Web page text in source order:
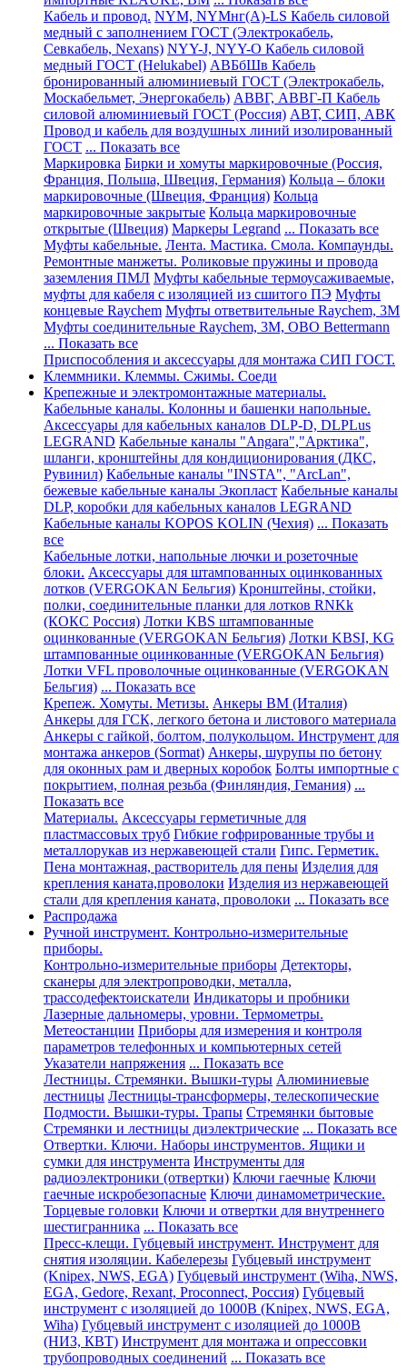
Кабель и провод. NYM, NYMнг(А)-LS Кабель силовой
медный с заполнением ГОСТ (Электрокабель,
Севкабель, Nexans) NYY-J, NYY-O Кабель силовой
медный ГОСТ (Helukabel) АВБбШв Кабель
бронированный алюминиевый ГОСТ (Электрокабель,
Москабельмет, Энергокабель) АВВГ, АВВГ-П Кабель
силовой алюминиевый ГОСТ (Россия) АВТ, СИП, АВК
Провод и кабель для воздушных линий изолированный
ГОСТ ... Показать все
Маркировка Бирки и хомуты маркировочные (Россия,
Франция, Польша, Швеция, Германия) Кольца – блоки
маркировочные (Швеция, Франция) Кольца
маркировочные закрытые Кольца маркировочные
открытые (Швеция) Маркеры Legrand ... Показать все
Муфты кабельные. Лента. Мастика. Смола. Компаунды.
Ремонтные манжеты. Роликовые пружины и провода
заземления ПМЛ Муфты кабельные термоусаживаемые,
муфты для кабеля с изоляцией из сшитого ПЭ Муфты
концевые Raychem Муфты ответвительные Raychem, 3M
Муфты соединительные Raychem, 3M, OBO Bettermann
... Показать все
Приспособления и аксессуары для монтажа СИП ГОСТ.
Клеммники. Клеммы. Сжимы. Соеди
Крепежные и электромонтажные материалы.
Кабельные каналы. Колонны и башенки напольные.
Аксессуары для кабельных каналов DLP-D, DLPLus
LEGRAND Кабельные каналы "Angara","Арктика",
шланги, кронштейны для кондиционирования (ДКС,
Рувинил) Кабельные каналы "INSTA", "ArcLan",
бежевые кабельные каналы Экопласт Кабельные каналы
DLP, коробки для кабельных каналов LEGRAND
Кабельные каналы KOPOS KOLIN (Чехия) ... Показать
все
Кабельные лотки, напольные лючки и розеточные
блоки. Аксессуары для штампованных оцинкованных
лотков (VERGOKAN Бельгия) Кронштейны, стойки,
полки, соединительные планки для лотков RNKk
(КОКС Россия) Лотки KBS штампованные
оцинкованные (VERGOKAN Бельгия) Лотки KBSI, KG
штампованные оцинкованные (VERGOKAN Бельгия)
Лотки VFL проволочные оцинкованные (VERGOKAN
Бельгия) ... Показать все
Крепеж. Хомуты. Метизы. Анкеры ВМ (Италия)
Анкеры для ГСК, легкого бетона и листового материала
Анкеры с гайкой, болтом, полукольцом. Инструмент для
монтажа анкеров (Sormat) Анкеры, шурупы по бетону
для оконных рам и дверных коробок Болты импортные с
покрытием, полная резьба (Финляндия, Гемания) ...
Показать все
Материалы. Аксессуары герметичные для
пластмассовых труб Гибкие гофрированные трубы и
металлорукав из нержавеющей стали Гипс. Герметик.
Пена монтажная, растворитель для пены Изделия для
крепления каната,проволоки Изделия из нержавеющей
стали для крепления каната, проволоки ... Показать все
Распродажа
Ручной инструмент. Контрольно-измерительные
приборы.
Контрольно-измерительные приборы Детекторы,
сканеры для электропроводки, металла,
трассодефектоискатели Индикаторы и пробники
Лазерные дальномеры, уровни. Термометры.
Метеостанции Приборы для измерения и контроля
параметров телефонных и компьютерных сетей
Указатели напряжения ... Показать все
Лестницы. Стремянки. Вышки-туры Алюминиевые
лестницы Лестницы-трансформеры, телескопические
Подмости. Вышки-туры. Трапы Стремянки бытовые
Стремянки и лестницы диэлектрические ... Показать все
Отвертки. Ключи. Наборы инструментов. Ящики и
сумки для инструмента Инструменты для
радиоэлектроники (отвертки) Ключи гаечные Ключи
гаечные искробезопасные Ключи динамометрические.
Торцевые головки Ключи и отвертки для внутреннего
шестигранника ... Показать все
Пресс-клещи. Губцевый инструмент. Инструмент для
снятия изоляции. Кабелерезы Губцевый инструмент
(Knipex, NWS, EGA) Губцевый инструмент (Wiha, NWS,
EGA, Gedore, Rexant, Proconnect, Россия) Губцевый
инструмент с изоляцией до 1000В (Knipex, NWS, EGA,
Wiha) Губцевый инструмент с изоляцией до 1000В
(НИЗ, КВТ) Инструмент для монтажа и опрессовки
трубопроводных соединений ... Показать все